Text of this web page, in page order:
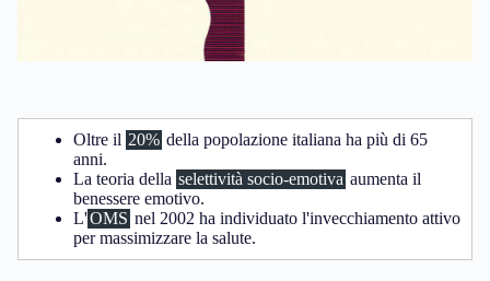
Oltre il 20% della popolazione italiana ha più di 65
anni.
La teoria della selettività socio-emotiva aumenta il
benessere emotivo.
L'OMS nel 2002 ha individuato l'invecchiamento attivo
per massimizzare la salute.